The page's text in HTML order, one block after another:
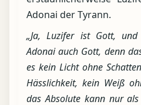
Adonai der Tyrann.
„Ja, Luzifer ist Gott, und
Adonai auch Gott, denn
es kein Licht ohne
Hässlichkeit, kein Weiß
das Absolute kann nur